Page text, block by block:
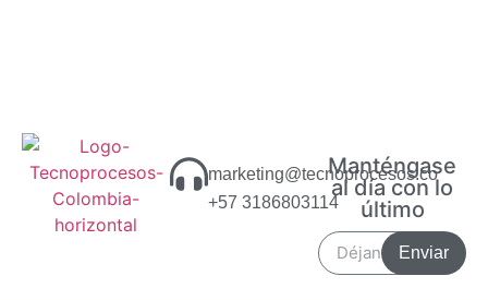
marketing@tecnoprocesos.co
+57 3186803114
Manténgase
al día con lo
último
Enviar